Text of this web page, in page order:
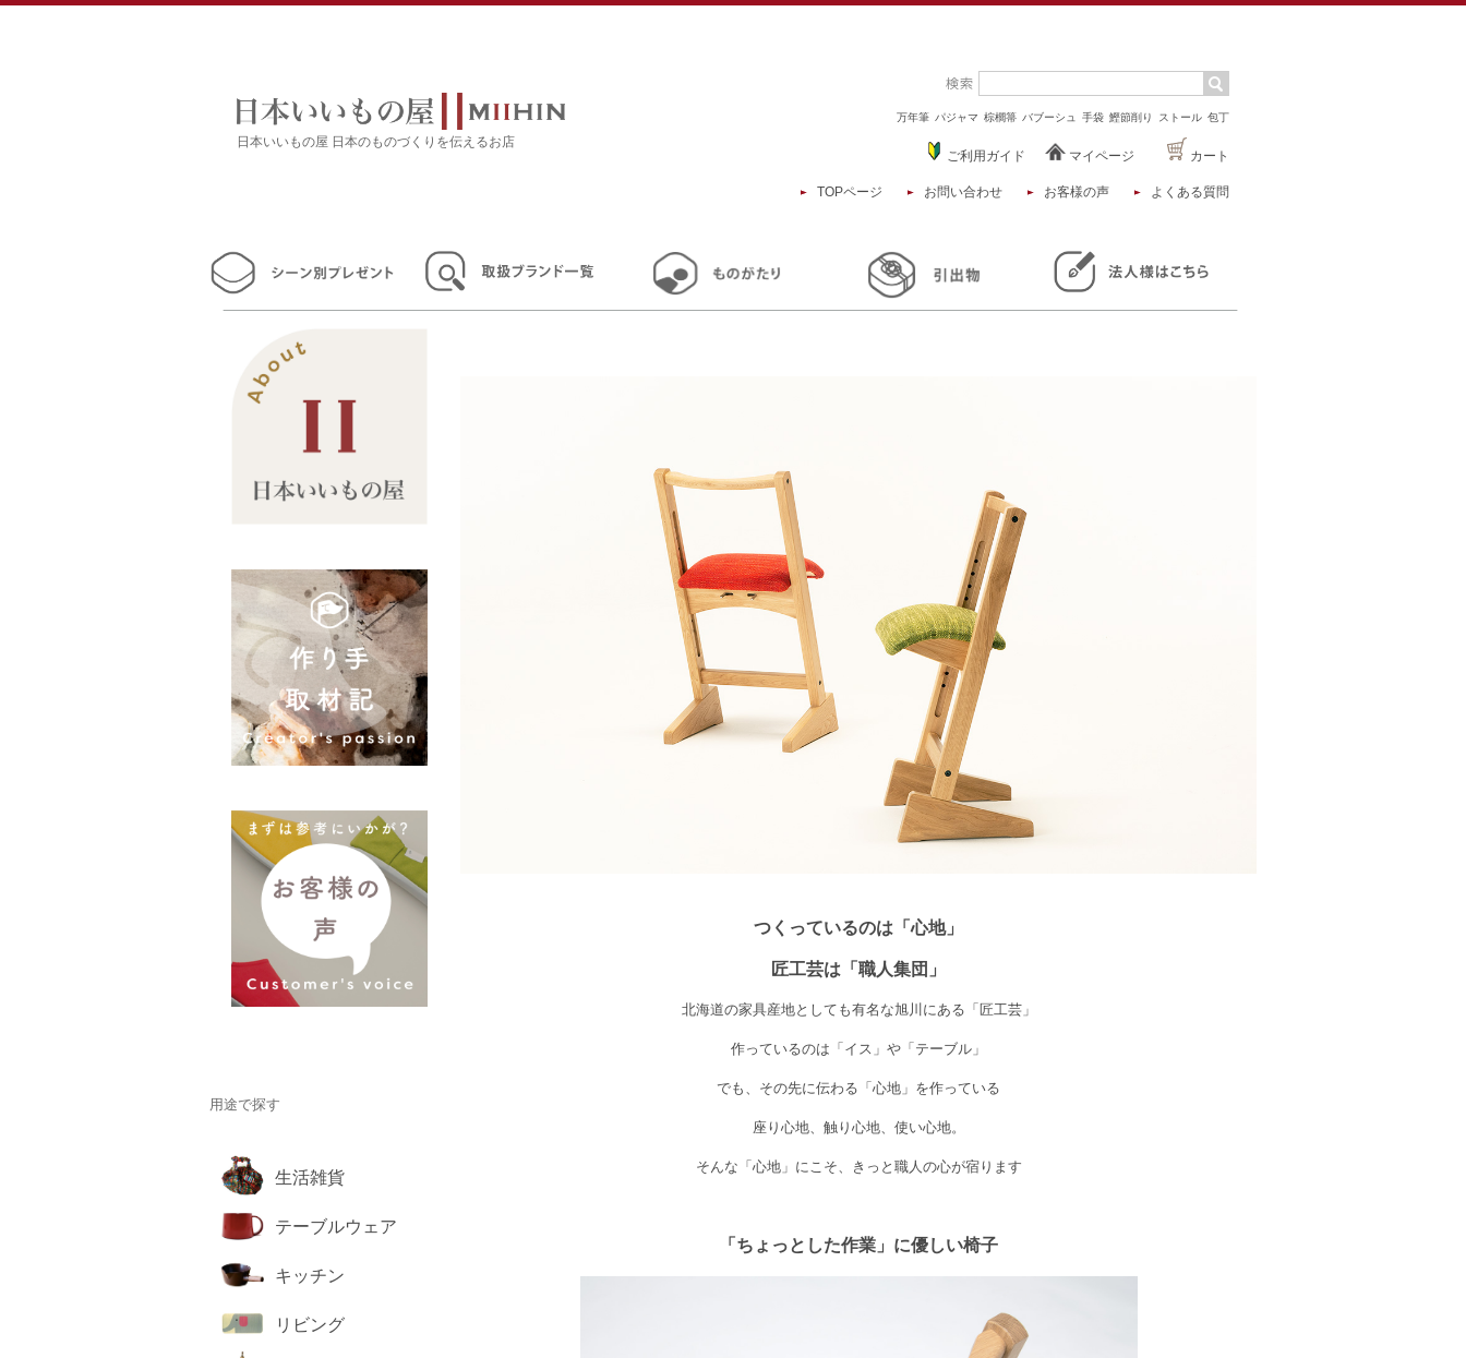
日本いいもの屋 日本のものづくりを伝えるお店
万年筆 パジャマ 棕櫚箒 バブーシュ 手袋 鰹節削り ストール 包丁
ご利用ガイド マイページ カート
TOPページ お問い合わせ お客様の声 よくある質問
つくっているのは「心地」
匠工芸は「職人集団」
北海道の家具産地としても有名な旭川にある「匠工芸」
作っているのは「イス」や「テーブル」
でも、その先に伝わる「心地」を作っている
座り心地、触り心地、使い心地。
そんな「心地」にこそ、きっと職人の心が宿ります
「ちょっとした作業」に優しい椅子
用途で探す
生活雑貨
テーブルウェア
キッチン
リビング